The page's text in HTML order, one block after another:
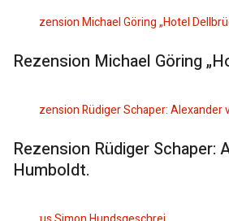
Rezension Michael Göring
Rezension Rüdiger Schaper:
Humboldt.